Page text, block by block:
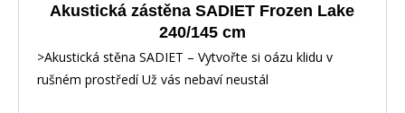
Akustická zástěna SADIET Frozen Lake
240/145 cm
>Akustická stěna SADIET – Vytvořte si oázu klidu v
rušném prostředí Už vás nebaví neustál